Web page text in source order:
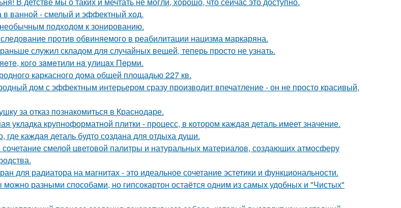
в ванной - смелый и эффектный ход.
подходом к зонированию.
против обвиняемого в реабилитации нацизма маркаряна.
служил складом для случайных вещей, теперь просто не узнать.
кoгo зaмeтили нa yлицax Пepми.
каркасного дома общей площадью 227 кв.
дом с эффектным интерьером сразу производит впечатление - он не просто красивый,
за отказ познакомиться в Краснодаре.
укладка крупноформатной плитки - процесс, в котором каждая деталь имеет значение.
где каждая деталь будто создана для отдыха души.
смелой цветовой палитры и натуральных материалов, создающих атмосферу
для радиатора на магнитах - это идеальное сочетание эстетики и функциональности.
разными способами, но гипсокартон остаётся одним из самых удобных и "Чистых"